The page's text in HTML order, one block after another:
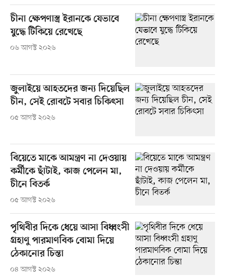
চীনা ক্ষেপণাস্ত্র ইরানকে যেভাবে
যুদ্ধে টিকিয়ে রেখেছে
০৬ আগস্ট ২০২৬
জুলাইয়ে আহতদের জন্য দিয়েছিল
চীন, সেই রোবটে সবার চিকিৎসা
০৫ আগস্ট ২০২৬
বিয়েতে মাকে আমন্ত্রণ না দেওয়ায়
কর্মীকে ছাঁটাই, কাজ পেলেন মা,
চীনে বিতর্ক
০৫ আগস্ট ২০২৬
পৃথিবীর দিকে ধেয়ে আসা বিধ্বংসী
গ্রহাণু পারমাণবিক বোমা দিয়ে
ঠেকানোর চিন্তা
০৪ আগস্ট ২০২৬